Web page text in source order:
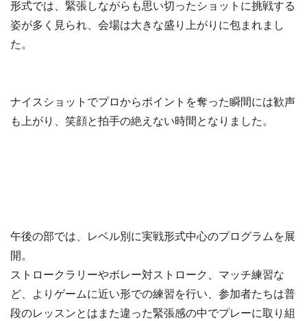
形式では、緊張しながらも思い切ったショットに挑戦する
姿が多く見られ、会場は大きな盛り上がりに包まれまし
た。
ナイスショットでプロからポイントを奪った瞬間には歓声
も上がり、笑顔と拍手の絶えない時間となりました。
午後の部では、レベル別に実戦形式中心のプログラムを展
開。
ストロークラリーやボレー対ストローク、マッチ練習な
ど、よりゲームに近い形での練習を行い、参加者たちは普
段のレッスンとはまた違った緊張感の中でプレーに取り組